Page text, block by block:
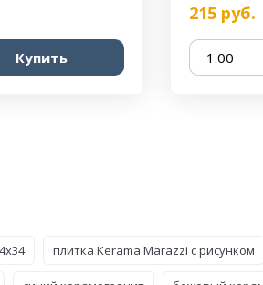
Купить
215руб.
плитка Kerama Marazzi с рисунком